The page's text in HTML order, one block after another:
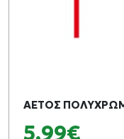
ΑΕΤΟΣ
5,99€